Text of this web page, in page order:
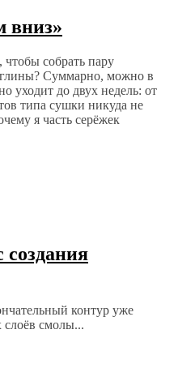
вниз»
собрать пару
Суммарно, можно в
уходит до двух недель: от
типа сушки никуда не
я часть серёжек
создания
контур уже
слоёв смолы...